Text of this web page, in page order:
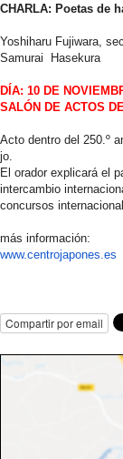
CHARLA: Poetas de
Yoshiharu Fujiwara,
Samurai Hasekura
DÍA: 10 DE
SALÓN DE ACTOS
Acto dentro del 250.º
jo.
El orador explicará el
intercambio
concursos
más información:
www.centrojapones.es
Compartir por email